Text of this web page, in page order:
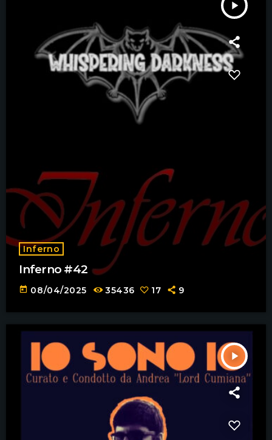
play_arrow
Inferno
Inferno #42
today 08/04/2025 35436 17 9
play_arrow